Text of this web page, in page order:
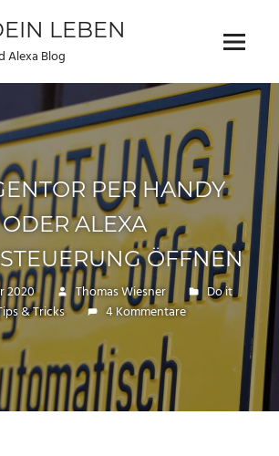
LEBEN
Alexa Blog Menu
PER HANDY
ODER ALEXA
ÖFFNEN
2020 Thomas Wiesner
Do it
& Tricks 4 Kommentare